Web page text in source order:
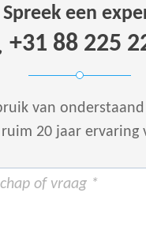
Spreek een
+31 88 225
van
20 jaar ervaring